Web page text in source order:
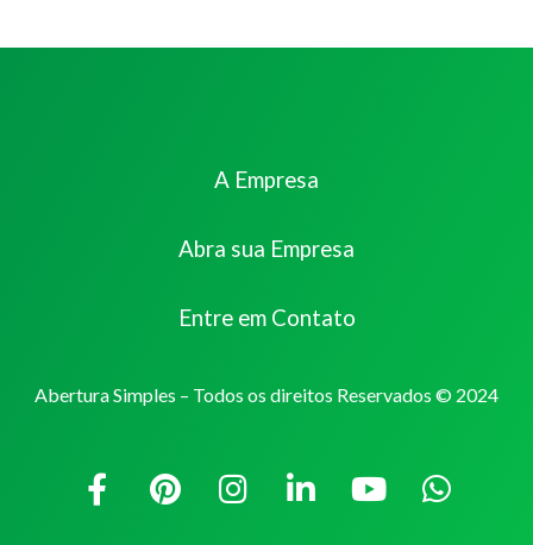
A Empresa
Abra sua Empresa
Entre em Contato
Abertura Simples – Todos os direitos Reservados © 2024